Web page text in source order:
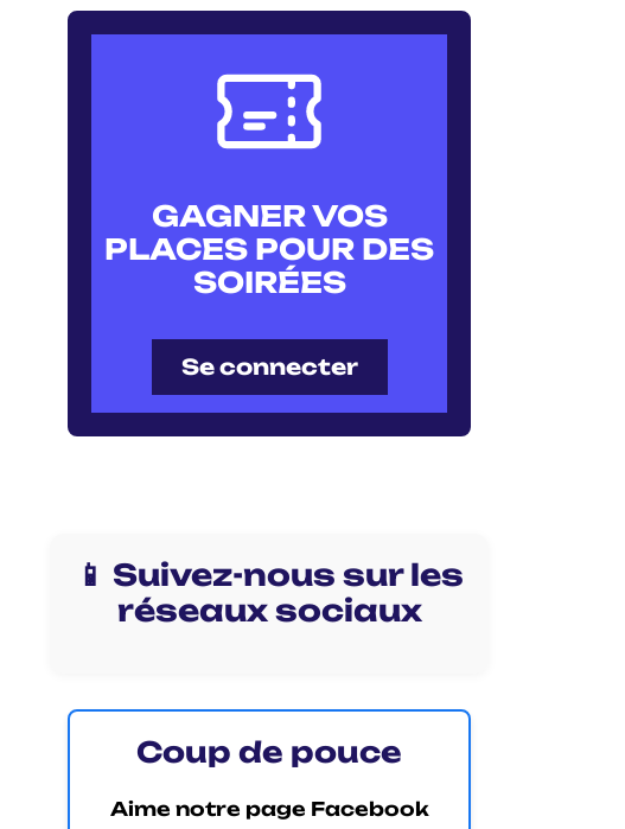
GAGNER VOS
PLACES POUR DES
SOIRÉES
Se connecter
📱 Suivez-nous sur les
réseaux sociaux
Coup de pouce
Aime notre page Facebook